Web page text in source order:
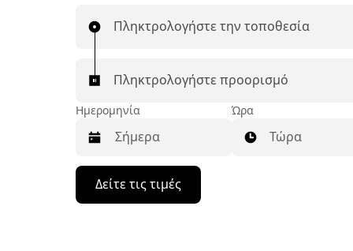
Πληκτρολογήστε την τοποθεσία
Πληκτρολογήστε προορισμό
Ημερομηνία
Πατήστε
πλήκτρο
Ώρα
Τώρα
Δείτε τις τιμές